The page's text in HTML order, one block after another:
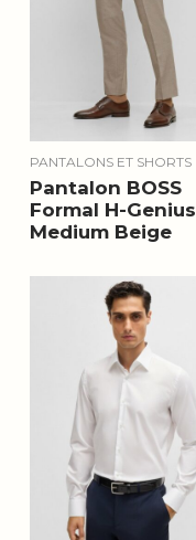
PANTALONS ET SHORTS
Pantalon BOSS
Formal H-Genius
Medium Beige